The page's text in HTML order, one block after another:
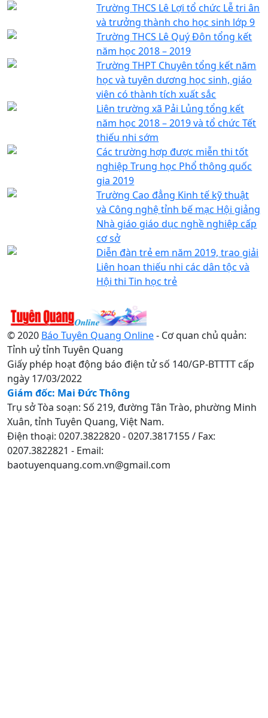
Trường THCS Lê Lợi tổ chức Lễ tri ân
và trưởng thành cho học sinh lớp 9
Trường THCS Lê Quý Đôn tổng kết
năm học 2018 – 2019
Trường THPT Chuyên tổng kết năm
học và tuyên dương học sinh, giáo
viên có thành tích xuất sắc
Liên trường xã Pải Lủng tổng kết
năm học 2018 – 2019 và tổ chức Tết
thiếu nhi sớm
Các trường hợp được miễn thi tốt
nghiệp Trung học Phổ thông quốc
gia 2019
Trường Cao đẳng Kinh tế kỹ thuật
và Công nghệ tỉnh bế mạc Hội giảng
Nhà giáo giáo dục nghề nghiệp cấp
cơ sở
Diễn đàn trẻ em năm 2019, trao giải
Liên hoan thiếu nhi các dân tộc và
Hội thi Tin học trẻ
© 2020 Báo Tuyên Quang Online- Cơ quan chủ quản:
Tỉnh uỷ tỉnh Tuyên Quang
Giấy phép hoạt động báo điện tử số 140/GP-BTTTT cấp
ngày 17/03/2022
Giám đốc: Mai Đức Thông
Trụ sở Tòa soạn: Số 219, đường Tân Trào, phường Minh
Xuân, tỉnh Tuyên Quang, Việt Nam.
Điện thoại: 0207.3822820 - 0207.3817155 / Fax:
0207.3822821 - Email:
baotuyenquang.com.vn@gmail.com